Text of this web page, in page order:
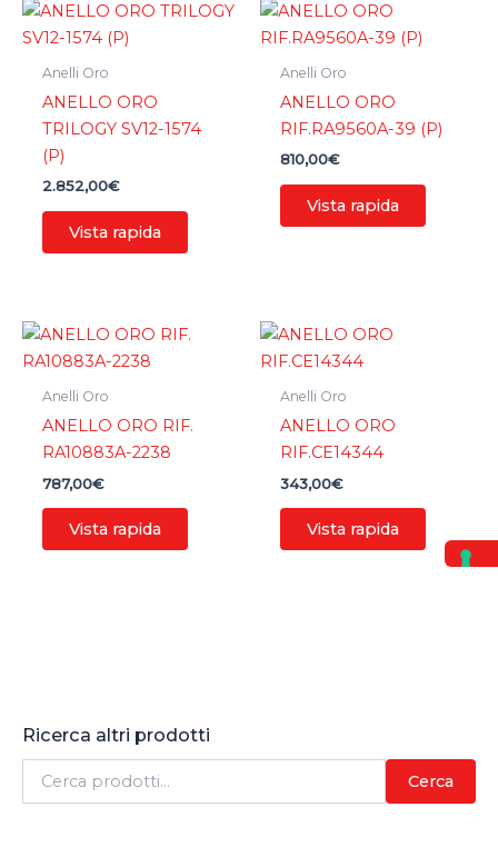
Ricerca altri prodotti
Cerca
Anelli Oro
ANELLO ORO
TRILOGY SV12-1574
(P)
2.852,00€
Vista rapida
Anelli Oro
ANELLO ORO
RIF.RA9560A-39 (P)
810,00€
Vista rapida
Anelli Oro
ANELLO ORO RIF.
RA10883A-2238
787,00€
Vista rapida
Anelli Oro
ANELLO ORO
RIF.CE14344
343,00€
Vista rapida